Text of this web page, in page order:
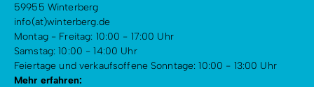
59955 Winterberg
info(at)winterberg.de
Montag - Freitag: 10:00 - 17:00 Uhr
Samstag: 10:00 - 14:00 Uhr
Feiertage und verkaufsoffene Sonntage: 10:00 - 13:00 Uhr
Mehr erfahren: